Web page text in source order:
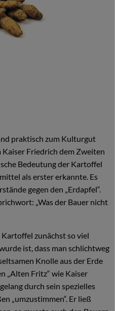
praktisch zum Kulturgut
Friedrich dem Zweiten
Bedeutung der Kartoffel
als erster erkannte. Es
gegen den „Erdapfel“.
„Was der Bauer nicht
zunächst so viel
ist, dass man schlichtweg
Knolle aus der Erde
„Alten Fritz“ wie Kaiser
durch sein spezielles
„umzustimmen“. Er ließ